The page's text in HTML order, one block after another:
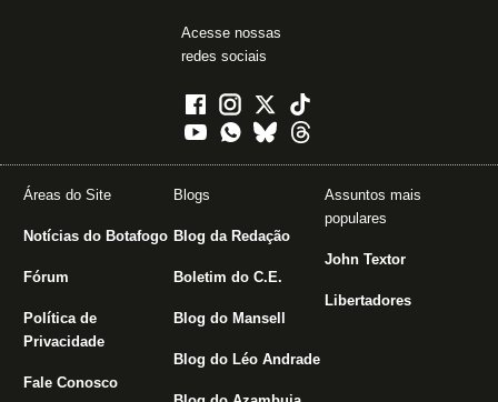
Acesse nossas
redes sociais
Áreas do Site
Notícias do Botafogo
Fórum
Política de
Privacidade
Fale Conosco
Blogs
Blog da Redação
Boletim do C.E.
Blog do Mansell
Blog do Léo Andrade
Assuntos mais
populares
John Textor
Libertadores